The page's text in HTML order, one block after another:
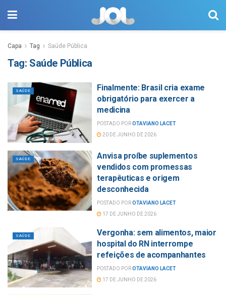
Capa Tag Saúde Pública
Tag: Saúde Pública
SAÚDE
Finalmente: Brasil cria exame
obrigatório para exercer a
medicina
POSTADO POROTAVIANO LACET
20 DE JUNHO DE 2026
SAÚDE
Anvisa proíbe suplementos
vendidos com promessas
terapêuticas e origem
desconhecida
POSTADO POROTAVIANO LACET
17 DE JUNHO DE 2026
SAÚDE
Vergonha: sem alimentos, maior
hospital do RN interrompe
refeições de acompanhantes
POSTADO POROTAVIANO LACET
17 DE JUNHO DE 2026